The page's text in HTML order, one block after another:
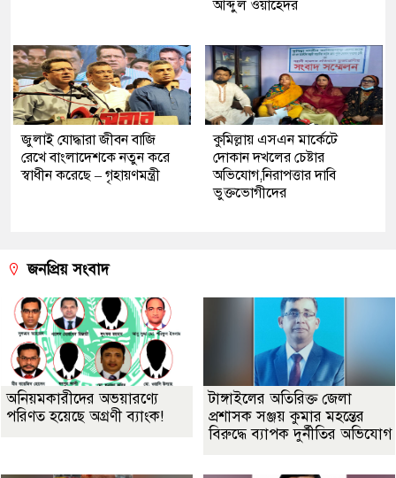
আব্দুল ওয়াহেদর
জুলাই যোদ্ধারা জীবন বাজি
রেখে বাংলাদেশকে নতুন করে
স্বাধীন করেছে – গৃহায়ণমন্ত্রী
কুমিল্লায় এসএন মার্কেটে
দোকান দখলের চেষ্টার
অভিযোগ,নিরাপত্তার দাবি
ভুক্তভোগীদের
জনপ্রিয় সংবাদ
অনিয়মকারীদের অভয়ারণ্যে
পরিণত হয়েছে অগ্রণী ব্যাংক!
টাঙ্গাইলের অতিরিক্ত জেলা
প্রশাসক সঞ্জয় কুমার মহন্তের
বিরুদ্ধে ব্যাপক দুর্নীতির অভিযোগ